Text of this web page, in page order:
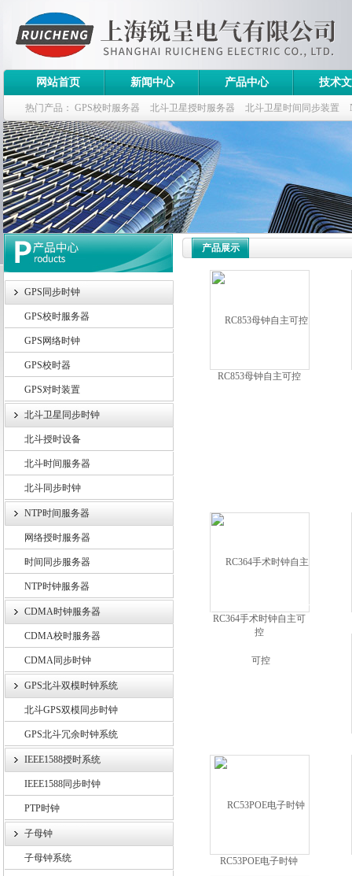
上海锐呈电气有限公司
网站首页 新闻中心 产品中心 技术
热门产品： GPS校时服务器 北斗卫星授时服务器 北斗卫星时间同步装置
斗卫星同步时钟指标
GPS同步时钟
GPS校时服务器
GPS网络时钟
GPS校时器
GPS对时装置
北斗卫星同步时钟
北斗授时设备
北斗时间服务器
北斗同步时钟
NTP时间服务器
网络授时服务器
时间同步服务器
NTP时钟服务器
CDMA时钟服务器
CDMA校时服务器
CDMA同步时钟
GPS北斗双模时钟系统
北斗GPS双模同步时钟
GPS北斗冗余时钟系统
IEEE1588授时系统
IEEE1588同步时钟
PTP时钟
子母钟
子母钟系统
产品展示
RC853母钟自主可控
RC364手术时钟自主可
控
RC53POE电子时钟